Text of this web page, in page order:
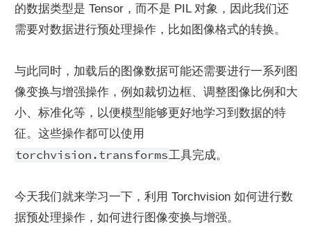
的数据类型是 Tensor，而不是 PIL 对象，因此我们还
需要对数据进行预处理操作，比如图像格式的转换。
与此同时，加载后的图像数据可能还需要进行一系列图
像变换与增强操作，例如裁切边框、调整图像比例和大
小、标准化等，以便模型能够更好地学习到数据的特
征。这些操作都可以使用
torchvision.transforms工具完成。
今天我们就来学习一下，利用 Torchvision 如何进行数
据预处理操作，如何进行图像变换与增强。